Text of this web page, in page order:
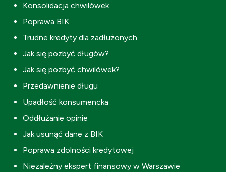
Konsolidacja chwilówek
Poprawa BIK
Trudne kredyty dla zadłużonych
Jak się pozbyć długów?
Jak się pozbyć chwilówek?
Przedawnienie długu
Upadłość konsumencka
Oddłużanie opinie
Jak usunąć dane z BIK
Poprawa zdolności kredytowej
Niezależny ekspert finansowy w Warszawie